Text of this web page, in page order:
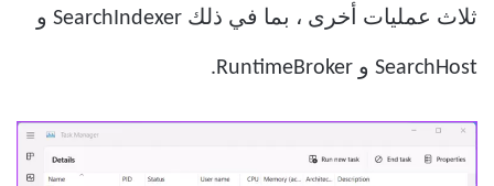
ثلاث عمليات أخرى ، بما في ذلك SearchIndexer و
SearchHost و RuntimeBroker.